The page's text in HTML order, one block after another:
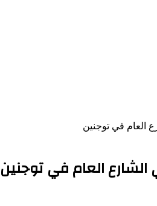
العام في توجنين
العام في توجنين